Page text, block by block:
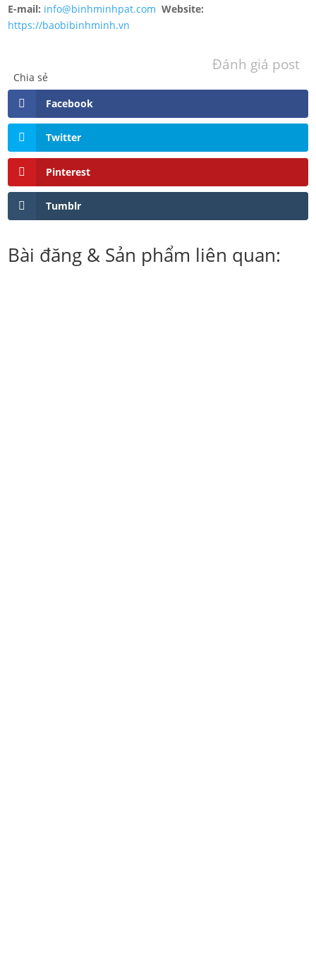
E-mail: info@binhminhpat.com Website:
https://baobibinhminh.vn
Đánh giá post
Chia sẻ
Facebook
Twitter
Pinterest
Tumblr
Bài đăng & Sản phẩm liên quan: